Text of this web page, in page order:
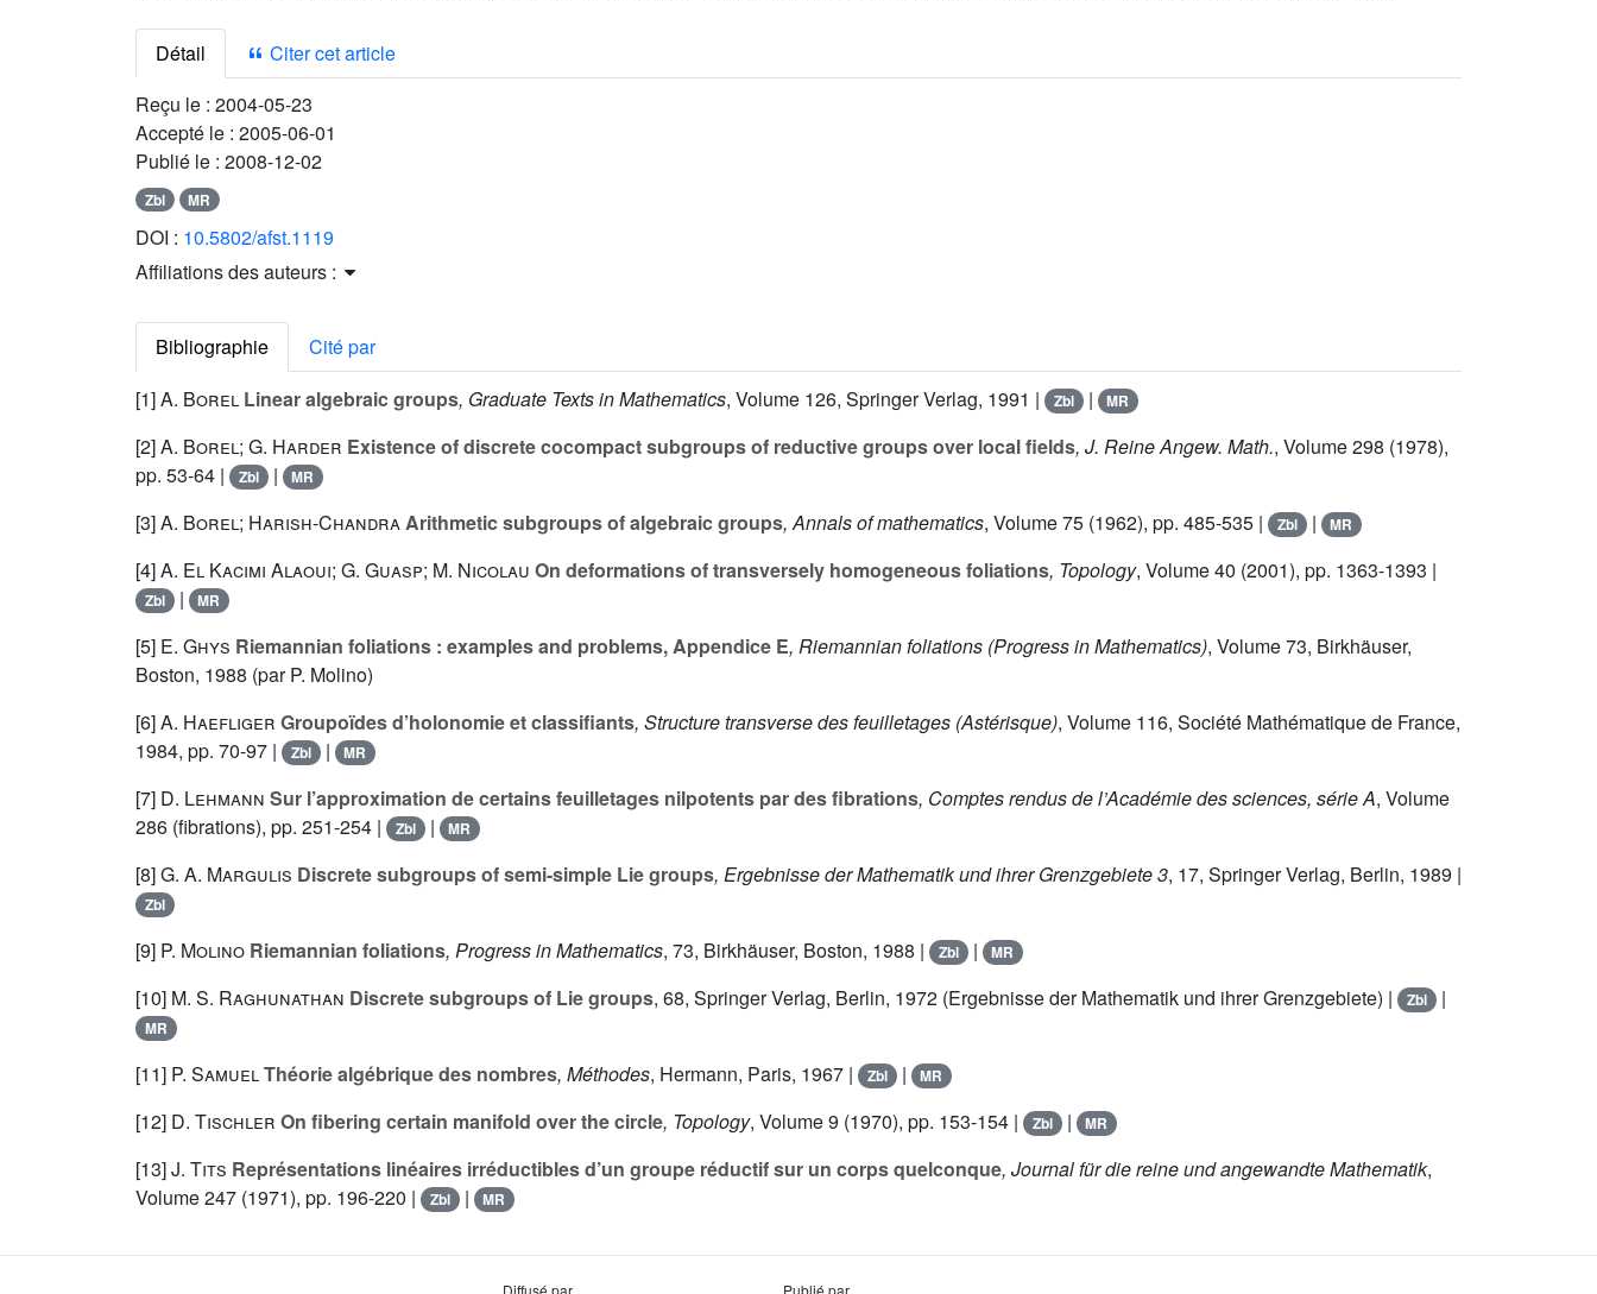
Détail
Citer cet article
Reçu le : 2004-05-23
Accepté le : 2005-06-01
Publié le : 2008-12-02
Zbl MR
DOI : 10.5802/afst.1119
Affiliations des auteurs :
Bibliographie
Cité par
[1]A. Borel Linear algebraic groups, Graduate Texts in Mathematics, Volume 126, Springer Verlag, 1991 | Zbl | MR
[2]A. Borel; G. Harder Existence of discrete cocompact subgroups of reductive groups over local fields, J. Reine Angew. Math., Volume 298 (1978),
pp. 53-64 |
Zbl | MR
[3]A. Borel; Harish-ChandraArithmetic subgroups of algebraic groups, Annals of mathematics, Volume 75 (1962), pp. 485-535 | Zbl | MR
[4]A. El Kacimi Alaoui; G. Guasp; M. Nicolau On deformations of transversely homogeneous foliations, Topology, Volume 40 (2001), pp. 1363-1393 |
Zbl | MR
[5] E. Ghys Riemannian foliations : examples and problems, Appendice E, Riemannian foliations (Progress in Mathematics), Volume 73, Birkhäuser,
Boston, 1988 (par P. Molino)
[6]A. Haefliger Groupoïdes d’holonomie et classifiants, Structure transverse des feuilletages (Astérisque), Volume 116, Société Mathématique de France,
1984, pp. 70-97 |
Zbl | MR
[7] D. Lehmann Sur l’approximation de certains feuilletages nilpotents par des fibrations, Comptes rendus de l’Académie des sciences, série A, Volume
286 (fibrations), pp. 251-254 | Zbl | MR
[8]G. A. Margulis Discrete subgroups of semi-simple Lie groups, Ergebnisse der Mathematik und ihrer Grenzgebiete 3, 17, Springer Verlag, Berlin, 1989 |
Zbl
[9] P. Molino Riemannian foliations, Progress in Mathematics, 73, Birkhäuser, Boston, 1988 | Zbl | MR
[10] M. S. Raghunathan Discrete subgroups of Lie groups, 68, Springer Verlag, Berlin, 1972 (Ergebnisse der Mathematik und ihrer Grenzgebiete) | Zbl |
MR
[11] P. SamuelThéorie algébrique des nombres, Méthodes, Hermann, Paris, 1967 | Zbl | MR
[12] D. Tischler On fibering certain manifold over the circle, Topology, Volume 9 (1970), pp. 153-154 | Zbl | MR
[13]J. Tits Représentations linéaires irréductibles d’un groupe réductif sur un corps quelconque, Journal für die reine und angewandte Mathematik,
Volume 247 (1971), pp. 196-220 | Zbl | MR